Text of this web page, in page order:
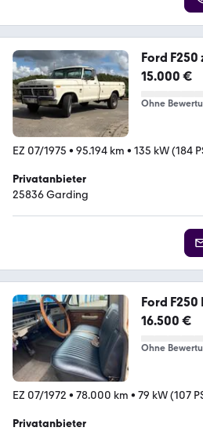
Ford F250
15.000 €
Ohne
EZ 07/1975 • 95.194 km • 135 kW (184
Privatanbieter
25836 Garding
Ford F250
16.500 €
Ohne
EZ 07/1972 • 78.000 km • 79 kW (107
Privatanbieter